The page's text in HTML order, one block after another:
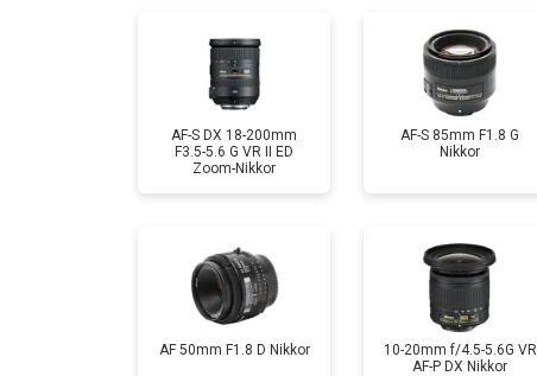
AF-S DX 18-200mm
F3.5-5.6 G VR II ED
Zoom-Nikkor
AF-S 85mm F1.8 G
Nikkor
AF 50mm F1.8 D Nikkor
10-20mm f/4.5-5.6G VR
AF-P DX Nikkor